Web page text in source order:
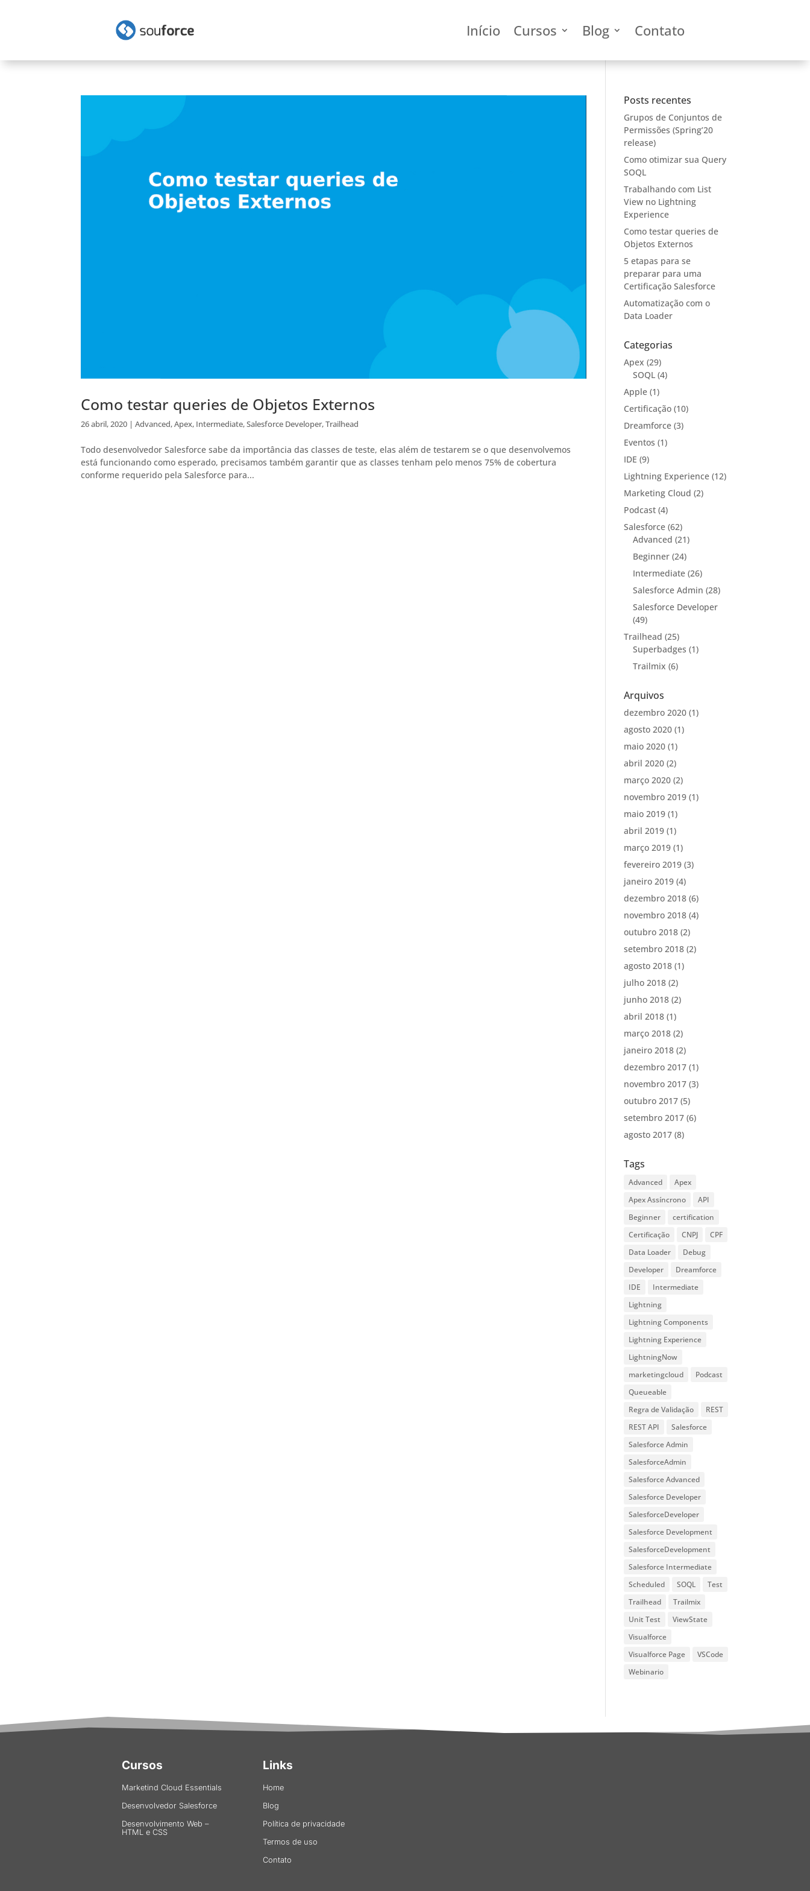
Início Cursos Blog Contato
Como testar queries de Objetos Externos
26 abril, 2020 |Advanced,Apex, Intermediate,Salesforce Developer,Trailhead
Todo desenvolvedor Salesforce sabe da importância das classes de teste, elas além de testarem se o que desenvolvemos
está funcionando como esperado, precisamos também garantir que as classes tenham pelo menos 75% de cobertura
conforme requerido pela Salesforce para...
Posts recentes
Grupos de Conjuntos de
Permissões (Spring’20
release)
Como otimizar sua Query
SOQL
Trabalhando com List
View no Lightning
Experience
Como testar queries de
Objetos Externos
5 etapas para se
preparar para uma
Certificação Salesforce
Automatização com o
Data Loader
Categorias
Apex (29)
SOQL (4)
Apple (1)
Certificação (10)
Dreamforce (3)
Eventos (1)
IDE (9)
Lightning Experience (12)
Marketing Cloud (2)
Podcast (4)
Salesforce (62)
Advanced (21)
Beginner (24)
Intermediate (26)
Salesforce Admin (28)
Salesforce Developer
(49)
Trailhead (25)
Superbadges (1)
Trailmix (6)
Arquivos
dezembro 2020 (1)
agosto 2020 (1)
maio 2020 (1)
abril 2020 (2)
março 2020 (2)
novembro 2019 (1)
maio 2019 (1)
abril 2019 (1)
março 2019 (1)
fevereiro 2019 (3)
janeiro 2019 (4)
dezembro 2018 (6)
novembro 2018 (4)
outubro 2018 (2)
setembro 2018 (2)
agosto 2018 (1)
julho 2018 (2)
junho 2018 (2)
abril 2018 (1)
março 2018 (2)
janeiro 2018 (2)
dezembro 2017 (1)
novembro 2017 (3)
outubro 2017 (5)
setembro 2017 (6)
agosto 2017 (8)
Tags
Advanced
Apex
Apex Assíncrono
API
Beginner
certification
Certificação
CNPJ
CPF
Data Loader
Debug
Developer
Dreamforce
IDE
Intermediate
Lightning
Lightning Components
Lightning Experience
LightningNow
marketingcloud
Podcast
Queueable
Regra de Validação
REST
REST API
Salesforce
Salesforce Admin
SalesforceAdmin
Salesforce Advanced
Salesforce Developer
SalesforceDeveloper
Salesforce Development
SalesforceDevelopment
Salesforce Intermediate
Scheduled
SOQL
Test
Trailhead
Trailmix
Unit Test
ViewState
Visualforce
Visualforce Page
VSCode
Webinario
Cursos
Marketind Cloud Essentials
Desenvolvedor Salesforce
Desenvolvimento Web –
HTML e CSS
Links
Home
Blog
Política de privacidade
Termos de uso
Contato